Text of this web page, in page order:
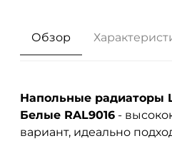
Обзор
Напольные радиаторы
Белые RAL9016 -
вариант, идеально